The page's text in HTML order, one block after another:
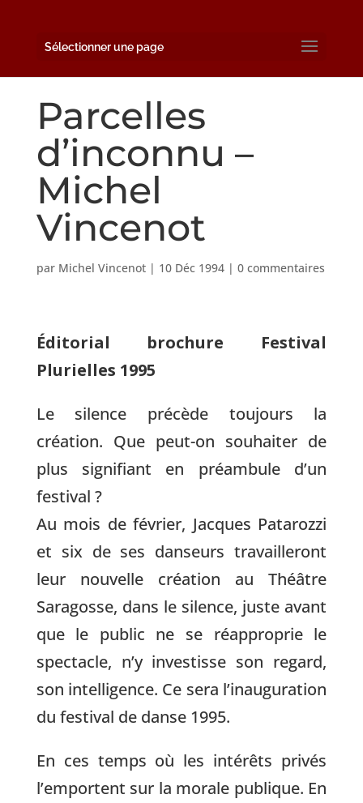
Sélectionner une page
Parcelles
d’inconnu –
Michel
Vincenot
par Michel Vincenot| 10 Déc 1994| 0 commentaires
Éditorial brochure Festival
Plurielles 1995
Le silence précède toujours la
création. Que peut-on souhaiter de
plus signifiant en préambule d’un
festival ?
Au mois de février, Jacques Patarozzi
et six de ses danseurs travailleront
leur nouvelle création au Théâtre
Saragosse, dans le silence, juste avant
que le public ne se réapproprie le
spectacle, n’y investisse son regard,
son intelligence. Ce sera l’inauguration
du festival de danse 1995.
En ces temps où les intérêts privés
l’emportent sur la morale publique. En